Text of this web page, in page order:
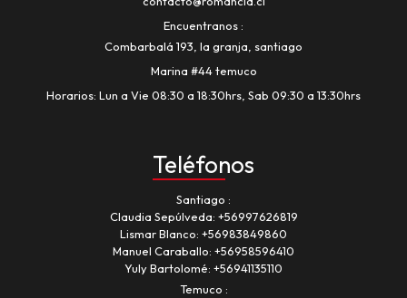
Encuentranos
Combarbalá 193, la granja, santiago
Marina #44 temuco
Horarios: Lun a Vie 08:30 a 18:30hrs, Sab 09:30 a 13:30hrs
Teléfonos
Santiago
Claudia Sepúlveda: +56997626819
Lismar Blanco: +56983849860
Manuel Caraballo: +56958596410
Yuly Bartolomé: +56941135110
Temuco